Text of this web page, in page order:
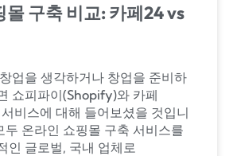
몰 구축 비교: 카페24 vs
업을 생각하거나 창업을 준비하
쇼피파이(Shopify)와 카페
비스에 대해 들어보셨을 것입니
두 온라인 쇼핑몰 구축 서비스를
인 글로벌, 국내 업체로